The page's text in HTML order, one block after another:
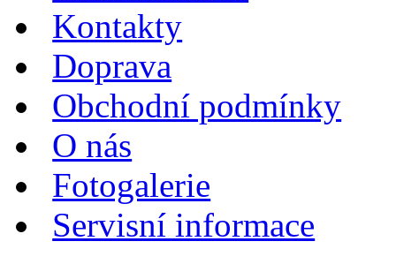
Kontakty
Doprava
Obchodní podmínky
O nás
Fotogalerie
Servisní informace